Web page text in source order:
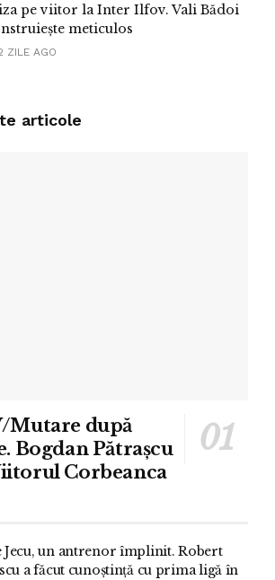
pe viitor la Inter Ilfov. Vali Bădoi
meticulos
ZILE AGO
articole
Mutare după
Bogdan Pătrașcu
Corbeanca
Jecu, un antrenor împlinit. Robert
a făcut cunoștință cu prima ligă în